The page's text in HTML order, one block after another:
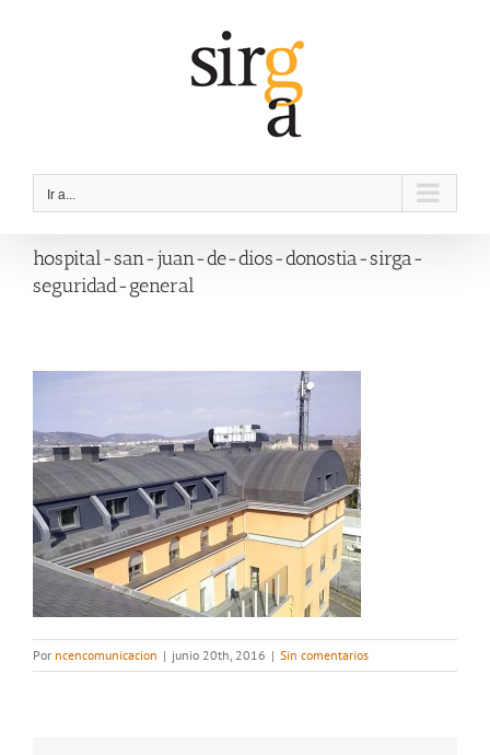
Ir a...
hospital-san-juan-de-dios-donostia-sirga-
seguridad-general
Por ncencomunicacion | junio 20th, 2016 | Sin comentarios